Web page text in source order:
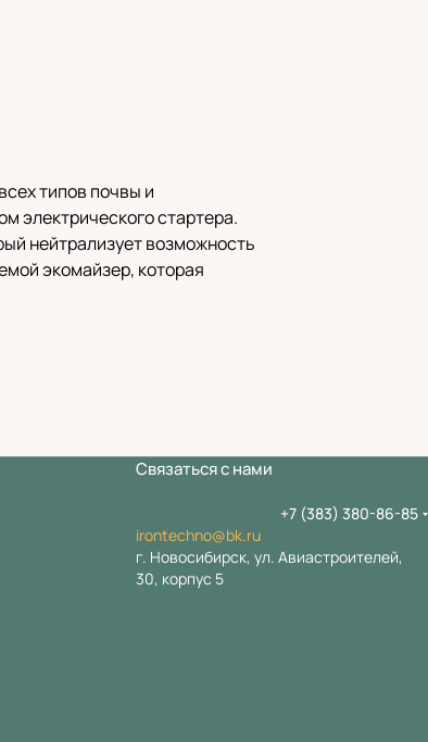
типов почвы и
электрического стартера.
нейтрализует возможность
экомайзер, которая
Связаться с нами
+7 (383) 380-86-85
irontechno@bk.ru
г. Новосибирск, ул. Авиастроителей,
30, корпус 5